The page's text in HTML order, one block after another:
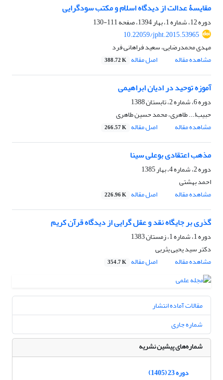
مقایسۀ عدالت از دیدگاه اسلام و مکتب سودگرایی
دوره 12، شماره 1، بهار 1394، صفحه
111-130
10.22059/jpht.2015.53965
مهدی محمدرضایی، سعید فراهانی فرد
مشاهده مقاله
اصل مقاله 388.72 K
آموزه توحید در ادیان ابراهیمی
دوره 6، شماره 2، تابستان 1388
حبیب‌ا... طاهری، محمد حسین طاهری
مشاهده مقاله
اصل مقاله 266.57 K
مذهب اعتقادی بوعلی سینا
دوره 2، شماره 4، بهار 1385
احمد بهشتی
مشاهده مقاله
اصل مقاله 226.96 K
گذری بر جایگاه نقد و عقل گرایی از دیدگاه قرآن کریم
دوره 1، شماره 1، زمستان 1383
دکتر سید یحیی یثربی
مشاهده مقاله
اصل مقاله 354.7 K
مقالات آماده انتشار
شماره جاری
شماره‌های پیشین نشریه
دوره 23 (1405)